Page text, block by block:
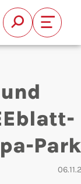
SucheFont
Park